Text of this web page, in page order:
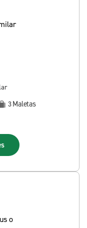
3Maletas